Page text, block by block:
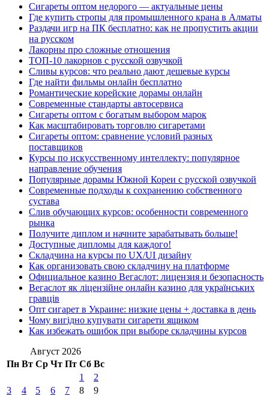
Сигареты оптом недорого — актуальные цены
Где купить стропы для промышленного крана в Алматы
Раздачи игр на ПК бесплатно: как не пропустить акции
на русском
Лакорны про сложные отношения
ТОП-10 лакорнов с русской озвучкой
Сливы курсов: что реально дают дешевые курсы
Где найти фильмы онлайн бесплатно
Романтические корейские дорамы онлайн
Современные стандарты автосервиса
Сигареты оптом с богатым выбором марок
Как масштабировать торговлю сигаретами
Сигареты оптом: сравнение условий разных
поставщиков
Курсы по искусственному интеллекту: популярное
направление обучения
Популярные дорамы Южной Кореи с русской озвучкой
Современные подходы к сохранению собственного
сустава
Слив обучающих курсов: особенности современного
рынка
Получите диплом и начните зарабатывать больше!
Доступные дипломы для каждого!
Складчина на курсы по UX/UI дизайну
Как организовать свою складчину на платформе
Официальное казино Вегаслот: лицензия и безопасность
Вегаслот як ліцензійне онлайн казино для українських
гравців
Опт сигарет в Украине: низкие цены + доставка в день
Чому вигідно купувати сигарети ящиком
Как избежать ошибок при выборе складчины курсов
Август 2026
Пн Вт Ср Чт Пт Сб Вс
1
2
3
4 5 6 7 8
9